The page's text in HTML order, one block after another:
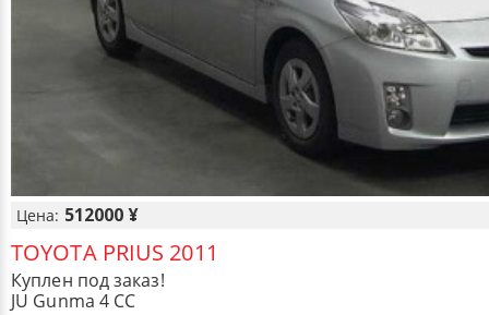
Цена: 512000 ¥
TOYOTA PRIUS 2011
Куплен под заказ!
JU Gunma 4 CC